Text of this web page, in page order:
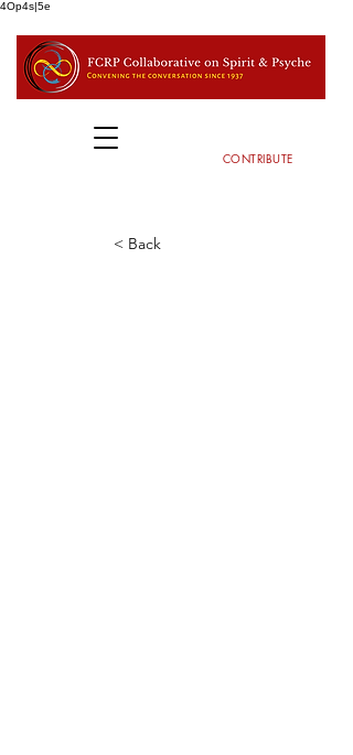
4Op4s|5e
CONTRIBUTE
< Back